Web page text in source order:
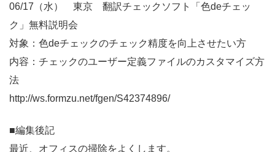
06/17（水） 東京 翻訳チェックソフト「色deチェッ
ク」無料説明会
対象：色deチェックのチェック精度を向上させたい方
内容：チェックのユーザー定義ファイルのカスタマイズ方
法
http://ws.formzu.net/fgen/S42374896/
■編集後記
最近、オフィスの掃除をよくします。